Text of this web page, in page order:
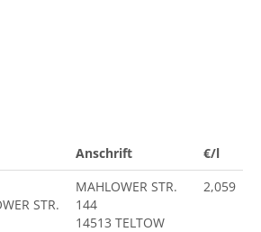
Anschrift
€/l
STR.
MAHLOWER STR.
144
14513 TELTOW
2,059